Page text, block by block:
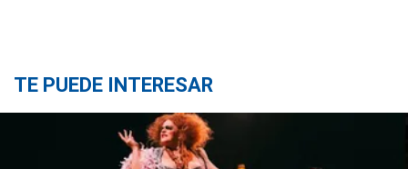
TE PUEDE INTERESAR